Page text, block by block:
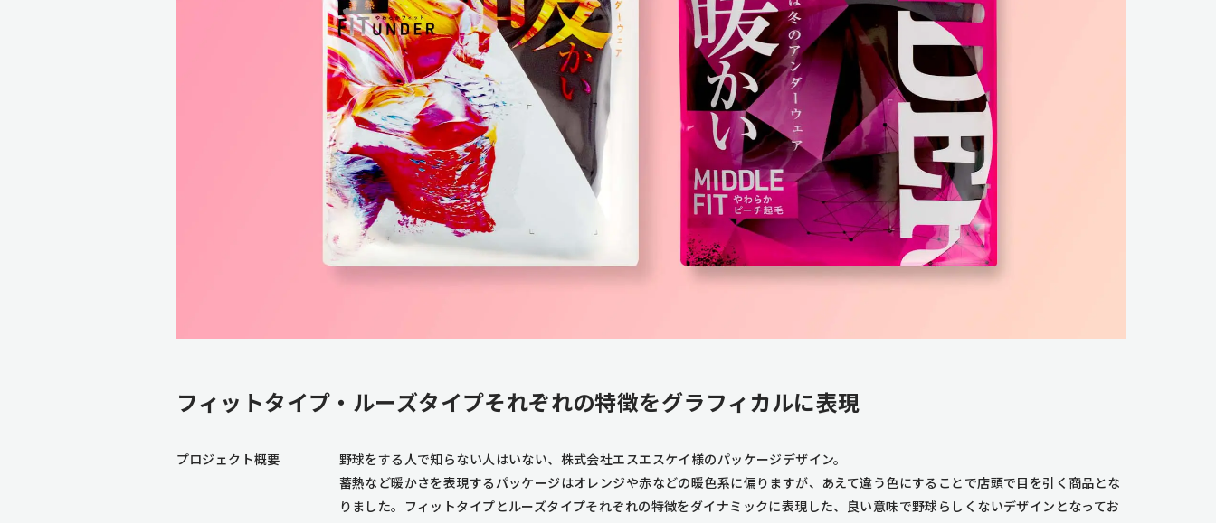
フィットタイプ・ルーズタイプそれぞれの特徴をグラフィカルに表現
プロジェクト概要
野球をする人で知らない人はいない、株式会社エスエスケイ様のパッケージデザイン。
蓄熱など暖かさを表現するパッケージはオレンジや赤などの暖色系に偏りますが、あえて違う色にすることで店頭で目を引く商品とな
りました。フィットタイプとルーズタイプそれぞれの特徴をダイナミックに表現した、良い意味で野球らしくないデザインとなってお